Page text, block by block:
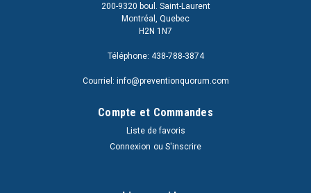
200-9320 boul. Saint-Laurent
Montréal, Quebec
H2N 1N7
Téléphone: 438-788-3874
Courriel: info@preventionquorum.com
Compte et Commandes
Liste de favoris
Connexion ou S'inscrire